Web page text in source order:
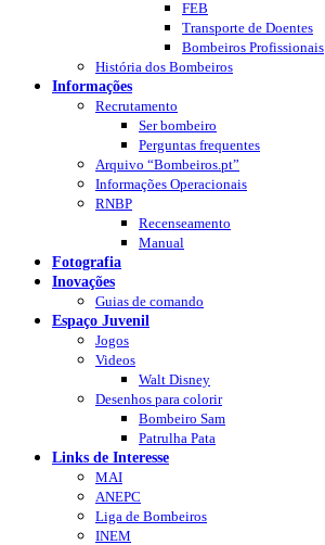
FEB
Transporte de Doentes
Bombeiros Profissionais
História dos Bombeiros
Informações
Recrutamento
Ser bombeiro
Perguntas frequentes
Arquivo “Bombeiros.pt”
Informações Operacionais
RNBP
Recenseamento
Manual
Fotografia
Inovações
Guias de comando
Espaço Juvenil
Jogos
Videos
Walt Disney
Desenhos para colorir
Bombeiro Sam
Patrulha Pata
Links de Interesse
MAI
ANEPC
Liga de Bombeiros
INEM